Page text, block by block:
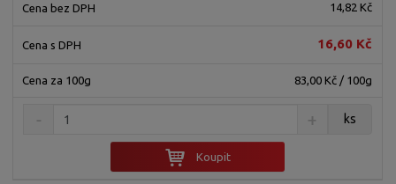
14,82 Kč
16,60 Kč
83,00 Kč / 100g
ks
Koupit